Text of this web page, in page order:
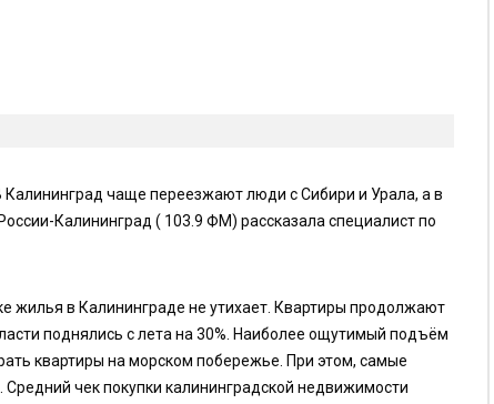
чаще переезжают люди с Сибири и Урала, а в
Калининград ( 103.9 ФМ) рассказала специалист по
жилья в Калининграде не утихает. Квартиры продолжают
поднялись с лета на 30%. Наиболее ощутимый подъём
квартиры на морском побережье. При этом, самые
чек покупки калининградской недвижимости